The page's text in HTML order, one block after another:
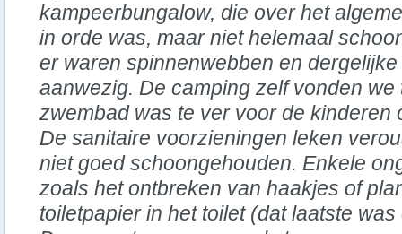
kampeerbungalow, die over het
in orde was, maar niet helemaal
er waren spinnenwebben en dergelijke
aanwezig. De camping zelf vonden we
zwembad was te ver voor de kinderen
De sanitaire voorzieningen leken
niet goed schoongehouden. Enkele
zoals het ontbreken van haakjes of
toiletpapier in het toilet (dat laatste